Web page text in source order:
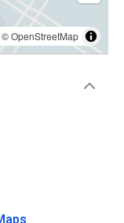
©OpenStreetMap